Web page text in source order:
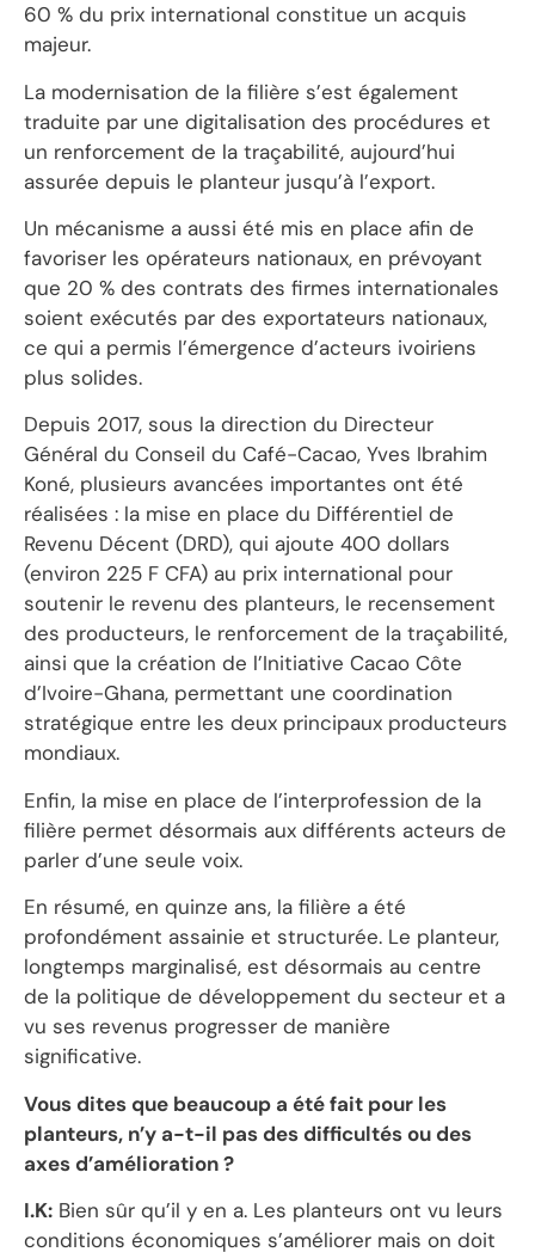
60 % du prix international constitue un acquis
majeur.
La modernisation de la filière s’est également
traduite par une digitalisation des procédures et
un renforcement de la traçabilité, aujourd’hui
assurée depuis le planteur jusqu’à l’export.
Un mécanisme a aussi été mis en place afin de
favoriser les opérateurs nationaux, en prévoyant
que 20 % des contrats des firmes internationales
soient exécutés par des exportateurs nationaux,
ce qui a permis l’émergence d’acteurs ivoiriens
plus solides.
Depuis 2017, sous la direction du Directeur
Général du Conseil du Café-Cacao, Yves Ibrahim
Koné, plusieurs avancées importantes ont été
réalisées : la mise en place du Différentiel de
Revenu Décent (DRD), qui ajoute 400 dollars
(environ 225 F CFA) au prix international pour
soutenir le revenu des planteurs, le recensement
des producteurs, le renforcement de la traçabilité,
ainsi que la création de l’Initiative Cacao Côte
d’Ivoire-Ghana, permettant une coordination
stratégique entre les deux principaux producteurs
mondiaux.
Enfin, la mise en place de l’interprofession de la
filière permet désormais aux différents acteurs de
parler d’une seule voix.
En résumé, en quinze ans, la filière a été
profondément assainie et structurée. Le planteur,
longtemps marginalisé, est désormais au centre
de la politique de développement du secteur et a
vu ses revenus progresser de manière
significative.
Vous dites que beaucoup a été fait pour les
planteurs, n’y a-t-il pas des difficultés ou des
axes d’amélioration ?
I.K: Bien sûr qu’il y en a. Les planteurs ont vu leurs
conditions économiques s’améliorer mais on doit